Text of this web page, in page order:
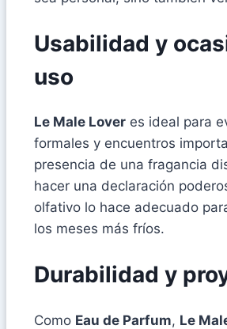
Usabilidad y
uso
Le Male Lover es ideal para
formales y encuentros
presencia de una fragancia
hacer una declaración
olfativo lo hace adecuado
los meses más fríos.
Durabilidad y
Como Eau de Parfum, Le